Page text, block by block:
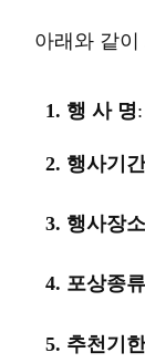
아래와 같이
1. 행 사 명
2. 행사기
3. 행사장소
4. 포상종류
5. 추천기